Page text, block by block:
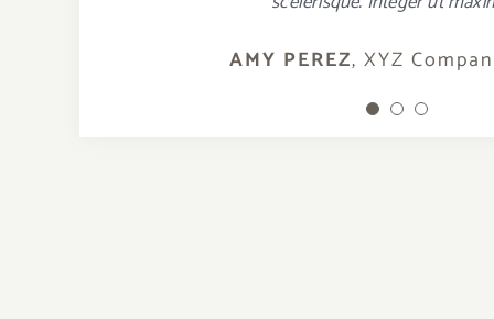
AMY PEREZ, XYZ
JEAN VALDEZ XYZ
ADAM PETERS XYZ